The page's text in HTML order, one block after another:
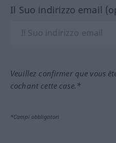
Il Suo indirizzo email
Veuillez confirmer que vous
cochant cette case.*
*Campi obbligatori